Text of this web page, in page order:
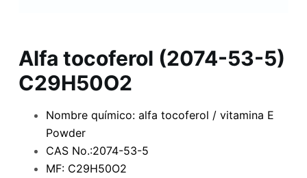
Alfa tocoferol (2074-53-5)
C29H50O2
Nombre químico: alfa tocoferol / vitamina E
Powder
CAS No.:2074-53-5
MF: C29H50O2